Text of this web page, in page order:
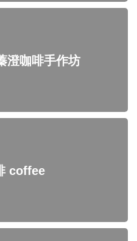
澄咖啡手作坊
coffee